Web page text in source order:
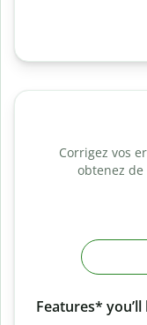
Corrigez vos
obtenez
Features* you’ll